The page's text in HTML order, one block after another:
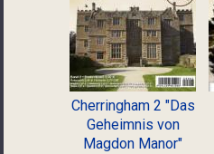
Cherringham 2 "Das
Geheimnis von
Magdon Manor"